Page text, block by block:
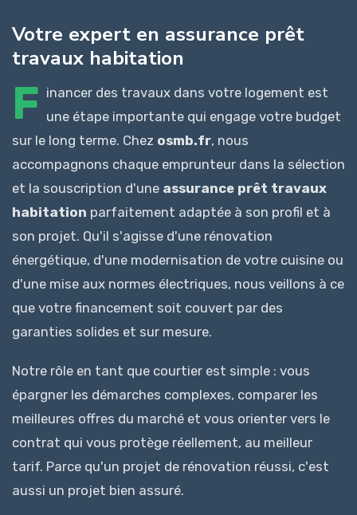
Votre expert en assurance prêt
travaux habitation
F inancer des travaux dans votre logement est
une étape importante qui engage votre budget
sur le long terme. Chez osmb.fr, nous
accompagnons chaque emprunteur dans la sélection
et la souscription d'une assurance prêt travaux
habitation parfaitement adaptée à son profil et à
son projet. Qu'il s'agisse d'une rénovation
énergétique, d'une modernisation de votre cuisine ou
d'une mise aux normes électriques, nous veillons à ce
que votre financement soit couvert par des
garanties solides et sur mesure.
Notre rôle en tant que courtier est simple : vous
épargner les démarches complexes, comparer les
meilleures offres du marché et vous orienter vers le
contrat qui vous protège réellement, au meilleur
tarif. Parce qu'un projet de rénovation réussi, c'est
aussi un projet bien assuré.